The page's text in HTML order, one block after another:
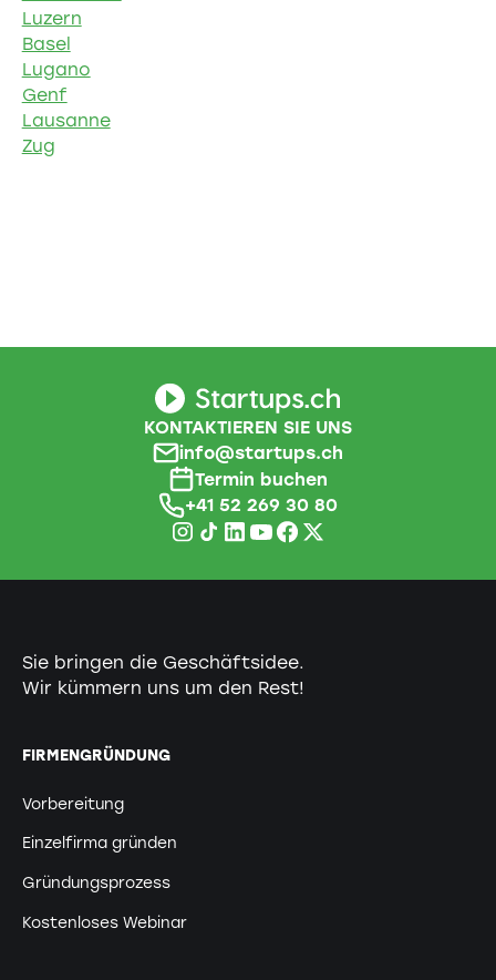
Luzern
Basel
Lugano
Genf
Lausanne
Zug
KONTAKTIEREN SIE UNS
info@startups.ch
Termin buchen
+41 52 269 30 80
Sie bringen die Geschäftsidee.
Wir kümmern uns um den Rest!
FIRMENGRÜNDUNG
Vorbereitung
Einzelfirma gründen
Gründungsprozess
Kostenloses Webinar